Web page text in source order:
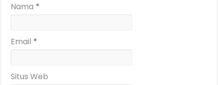
Nama *
Email *
Situs Web